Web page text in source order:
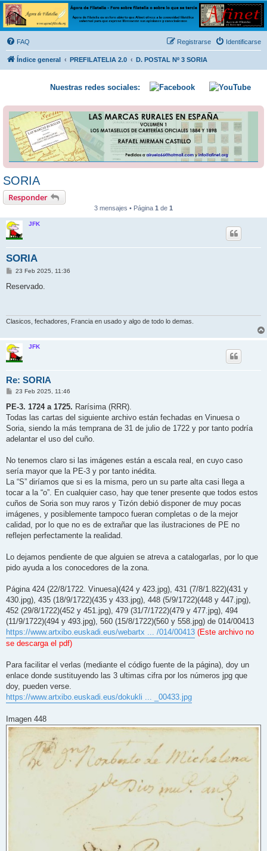
Ágora de Filatelia
Foro sobre filatelia o sobre lo que se tercie. Ágora de Filatelia es un foro abierto que Afinet
ofrece a la comunidad filatélica universal para que exprese libremente sus opiniones y
conocimientos
FAQ Identificarse
Registrarse
Índice general PREFILATELIA 2.0 D. POSTAL Nº 3 SORIA
Nuestras redes sociales:
SORIA
Responder
3 mensajes • Página 1 de 1
JFK
SORIA
M
n
23 Feb 2025, 11:36
Reservado.
Clasicos, fechadores, Francia en usado y algo de todo lo demas.
JFK
Re: SORIA
M
n
a
j
23 Feb 2025, 11:46
PE-3. 1724 a 1725. Rarísima (RRR).
Todas las cartas del siguiente archivo están fechadas en Vinuesa o
Soria, siendo la más temprana de 31 de julio de 1722 y por tanto podría
adelantar el uso del cuño.
No tenemos claro si las imágenes están a escala real, en cuyo caso
sería mayor que la PE-3 y por tanto inédita.
La “S” diríamos que si es la misma, pero un su parte alta casi llega a
tocar a la “o”. En cualquier caso, hay que tener presente que todos estos
cuños de Soria son muy raros y Tizón debió disponer de muy pocas
imágenes, y posiblemente tampoco fueran completas o de la mejor
calidad, por lo que no es de extrañar que las ilustraciones de PE no
reflejen perfectamente la realidad.
Lo dejamos pendiente de que alguien se atreva a catalogarlas, por lo que
pido ayuda a los conocedores de la zona.
Página 424 (22/8/1722. Vinuesa)(424 y 423.jpg), 431 (7/8/1.822)(431 y
430.jpg), 435 (18/9/1722)(435 y 433.jpg), 448 (5/9/1722)(448 y 447.jpg),
452 (29/8/1722)(452 y 451.jpg), 479 (31/7/1722)(479 y 477.jpg), 494
(11/9/1722)(494 y 493.jpg), 560 (15/8/1722)(560 y 558.jpg) de 014/00413
https://www.artxibo.euskadi.eus/webartx ... /014/00413 (Este archivo no
se descarga el pdf)
Para facilitar el verlas (mediante el código fuente de la página), doy un
enlace donde sustituyendo las 3 ultimas cifra por los números jpg que
doy, pueden verse.
https://www.artxibo.euskadi.eus/dokukli ... _00433.jpg
Imagen 448